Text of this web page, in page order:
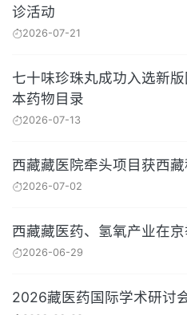
诊活动
2026-07-21
七十味珍珠丸成功入选新
本药物目录
2026-07-13
西藏藏医院牵头项目获西
2026-07-02
西藏藏医药、氢氧产业在
2026-06-29
2026藏医药国际学术研讨